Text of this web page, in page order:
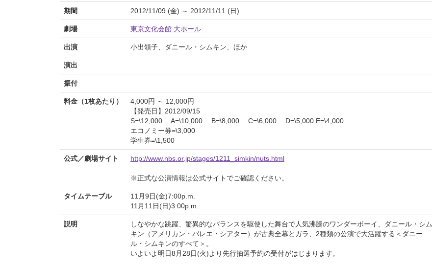
期間 2012/11/09 (金) ～ 2012/11/11 (日)
劇場 東京文化会館 大ホール
出演 小出領子、ダニール・シムキン、ほか
演出
振付
料金（1枚あたり）
4,000円 ～ 12,000円
【発売日】2012/09/15
S=\12,000 A=\10,000 B=\8,000 C=\6,000 D=\5,000 E=\4,000
エコノミー券=\3,000
学生券=\1,500
公式／劇場サイト http://www.nbs.or.jp/stages/1211_simkin/nuts.html
※正式な公演情報は公式サイトでご確認ください。
タイムテーブル
11月9日(金)7:00p.m.
11月11日(日)3:00p.m.
説明
しなやかな跳躍、驚異的なバランスを駆使した舞台で人気沸騰のワンダーボーイ、ダニール・シム
キン（アメリカン・バレエ・シアター）が古典全幕とガラ、2種類の公演で大活躍する＜ダニー
ル・シムキンのすべて＞。
いよいよ明日8月28日(火)より先行抽選予約の受付がはじまります。